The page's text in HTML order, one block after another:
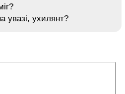
увазі, ухилянт?